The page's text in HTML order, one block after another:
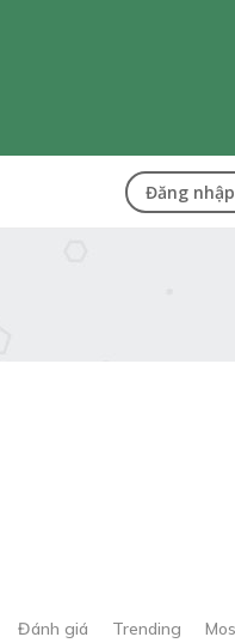
Đăng nhập
Đánh giá Trending